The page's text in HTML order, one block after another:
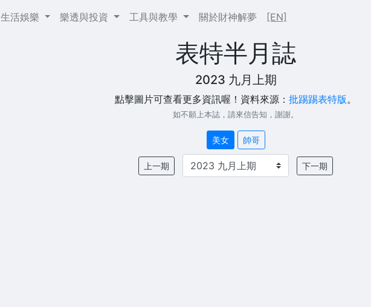
生活娛樂 樂透與投資 工具與教學 關於財神解夢 [EN]
表特半月誌
2023 九月上期
點擊圖片可查看更多資訊喔！資料來源： 批踢踢表特版。
如不願上本誌，請來信告知，謝謝。
美女 帥哥
上一期 下一期